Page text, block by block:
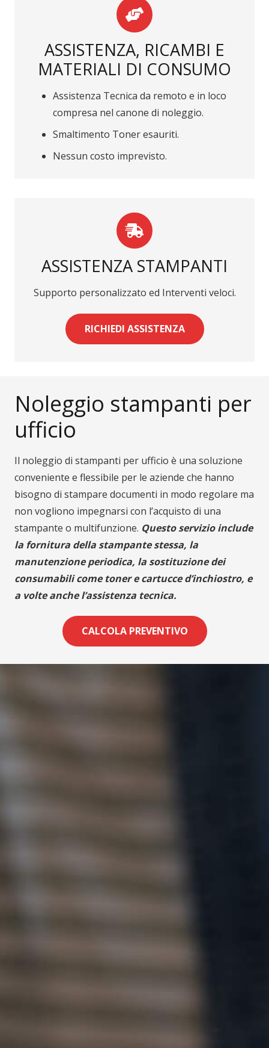
ASSISTENZA, RICAMBI E
MATERIALI DI CONSUMO
Assistenza Tecnica da remoto e in loco
compresa nel canone di noleggio.
Smaltimento Toner esauriti.
Nessun costo imprevisto.
ASSISTENZA STAMPANTI
Supporto personalizzato ed Interventi veloci.
RICHIEDI ASSISTENZA
Noleggio stampanti per
ufficio
Il noleggio di stampanti per ufficio è una soluzione
conveniente e flessibile per le aziende che hanno
bisogno di stampare documenti in modo regolare ma
non vogliono impegnarsi con l’acquisto di una
stampante o multifunzione. Questo servizio include
la fornitura della stampante stessa, la
manutenzione periodica, la sostituzione dei
consumabili come toner e cartucce d’inchiostro, e
a volte anche l’assistenza tecnica.
CALCOLA PREVENTIVO